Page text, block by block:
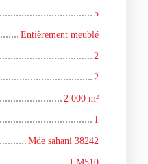
5
Entièrement meublé
2
2
2 000 m²
1
Mde sahani 38242